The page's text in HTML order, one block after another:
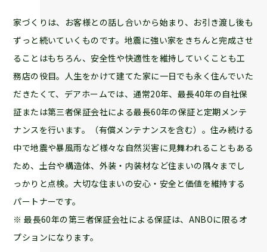
家づくりは、お客様との話し合いから始まり、お引き渡し後も
ずっと続いていくものです。地震に強い家をきちんと完成させ
ることはもちろん、安全性や快適性を維持していくことも工
務店の役目。人生をかけて建てた家に一日でも永く住んでいた
だきたくて、デアホームでは、通常20年、最長40年の自社保
証または第三者保証会社による最長60年の保証と定期メンテ
ナンスを行います。（有償メンテナンスを含む）。住み続ける
中で地震や暴風雨など様々な自然災害に見舞われることもある
ため、土台や構造体、外装・内装材など住まいの隅々までし
っかりと点検。大切な住まいの安心・安全と価値を維持する
パートナーです。
※ 最長60年の第三者保証会社による保証は、ANBOに限るオ
プションになります。